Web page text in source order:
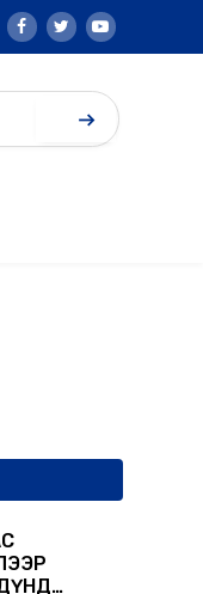
Facebook
TwitterYoutube